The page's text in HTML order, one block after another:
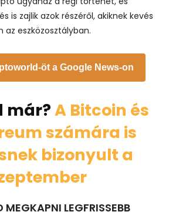
is zajlik azok részéről, akiknek kevés
eszközosztályban.
öt a Google News-on
már?A Bitcoin és
számára is
bizonyult a
MEGKAPNI LEGFRISSEBB